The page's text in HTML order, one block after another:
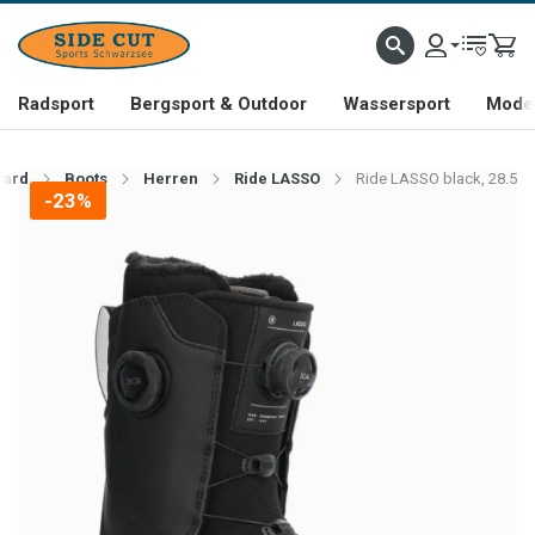
Radsport Bergsport & Outdoor Wassersport
Boots Herren Ride LASSO Ride LASSO black, 28.5
-23%